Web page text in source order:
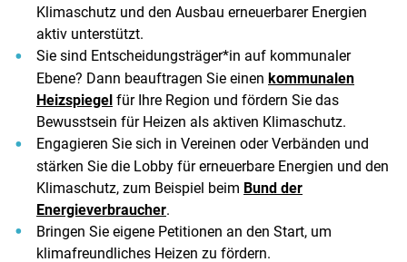
Klimaschutz und den Ausbau erneuerbarer Energien
aktiv unterstützt.
Sie sind Entscheidungsträger*in auf kommunaler
Ebene? Dann beauftragen Sie einen kommunalen
Heizspiegel für Ihre Region und fördern Sie das
Bewusstsein für Heizen als aktiven Klimaschutz.
Engagieren Sie sich in Vereinen oder Verbänden und
stärken Sie die Lobby für erneuerbare Energien und den
Klimaschutz, zum Beispiel beim Bund der
Energieverbraucher.
Bringen Sie eigene Petitionen an den Start, um
klimafreundliches Heizen zu fördern.